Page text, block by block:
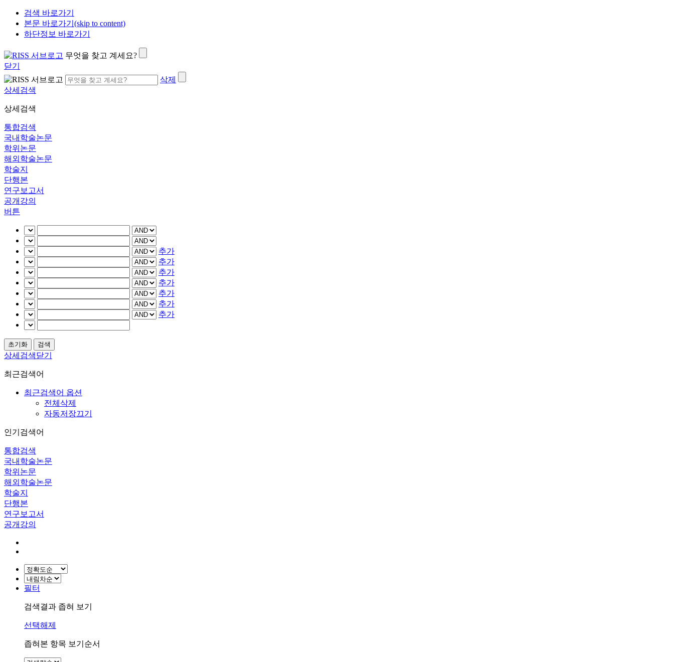
검색 바로가기
본문 바로가기(skip to content)
하단정보 바로가기
무엇을 찾고 계세요?
닫기
삭제
상세검색
상세검색
통합검색
국내학술논문
학위논문
해외학술논문
학술지
단행본
연구보고서
공개강의
버튼
추가
추가
추가
추가
추가
추가
추가
상세검색닫기
최근검색어
최근검색어 옵션
전체삭제
자동저장끄기
인기검색어
통합검색
국내학술논문
학위논문
해외학술논문
학술지
단행본
연구보고서
공개강의
필터
검색결과 좁혀 보기
선택해제
좁혀본 항목 보기순서